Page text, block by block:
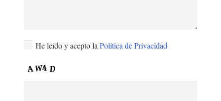
He leído y acepto laPolítica de Privacidad